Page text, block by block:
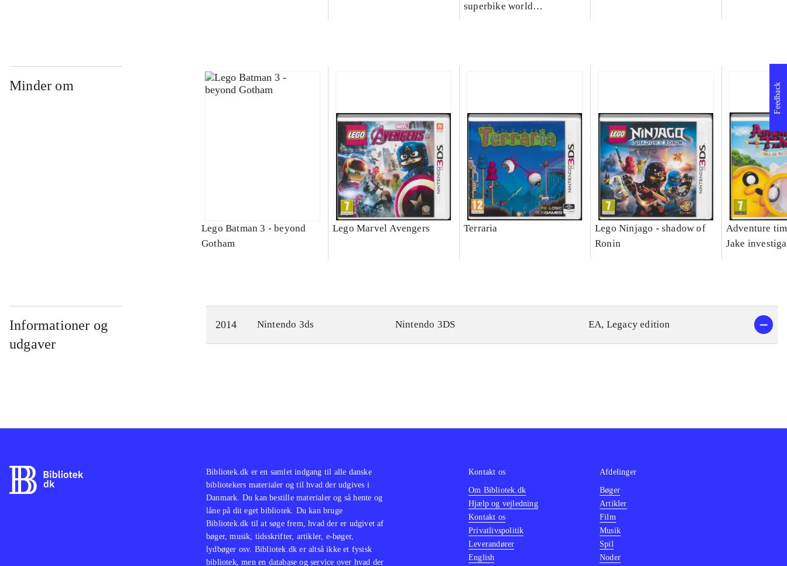
superbike world
Minder om
Lego Batman 3 - beyond
Gotham
Lego Marvel Avengers Terraria
Lego Ninjago - shadow of
Ronin
Adventure
Jake
Informationer og
udgaver
2014 Nintendo 3ds Nintendo 3DS EA, Legacy edition
Feedback
Bibliotek.dk er en samlet indgang til alle danske
bibliotekers materialer og til hvad der udgives i
Danmark. Du kan bestille materialer og så hente og
låne på dit eget bibliotek. Du kan bruge
Bibliotek.dk til at søge frem, hvad der er udgivet af
bøger, musik, tidsskrifter, artikler, e-bøger,
lydbøger osv. Bibliotek.dk er altså ikke et fysisk
bibliotek, men en database og service over hvad der
Kontakt os
Om Bibliotek.dk
Hjælp og vejledning
Kontakt os
Privatlivspolitik
Leverandører
English
Afdelinger
Bøger
Artikler
Film
Musik
Spil
Noder